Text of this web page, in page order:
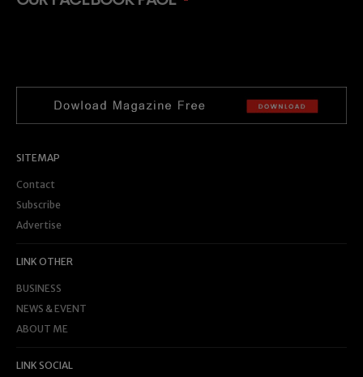
SITEMAP
Contact
Subscribe
Advertise
LINK OTHER
BUSINESS
NEWS & EVENT
ABOUT ME
LINK SOCIAL